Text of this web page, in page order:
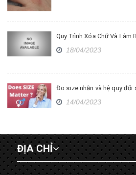
Quy Trình Xóa Chữ Và Làm
18/04/2023
Đo size nhẫn và hệ quy đổi
14/04/2023
ĐỊA CHỈ